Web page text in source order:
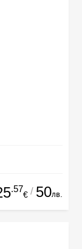
.57
€ / 50лв.